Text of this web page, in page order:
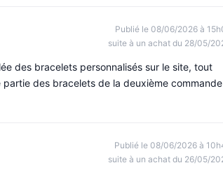
Publié le 08/06/2026 à
suite à un achat du 28/05/
des bracelets personnalisés sur le site, tout
des bracelets de la deuxième commande
Publié le 08/06/2026 à
suite à un achat du 26/05/